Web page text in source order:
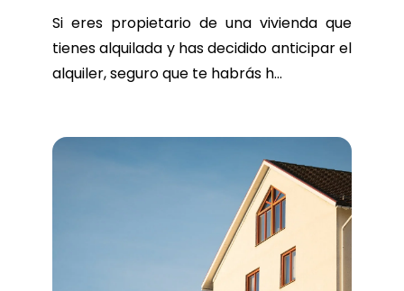
Si eres propietario de una vivienda que
tienes alquilada y has decidido anticipar el
alquiler, seguro que te habrás h...